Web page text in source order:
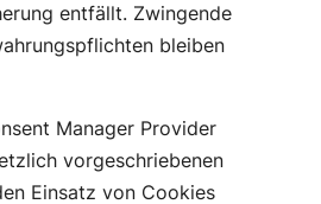
entfällt. Zwingende
bleiben
Manager Provider
vorgeschriebenen
Einsatz von Cookies